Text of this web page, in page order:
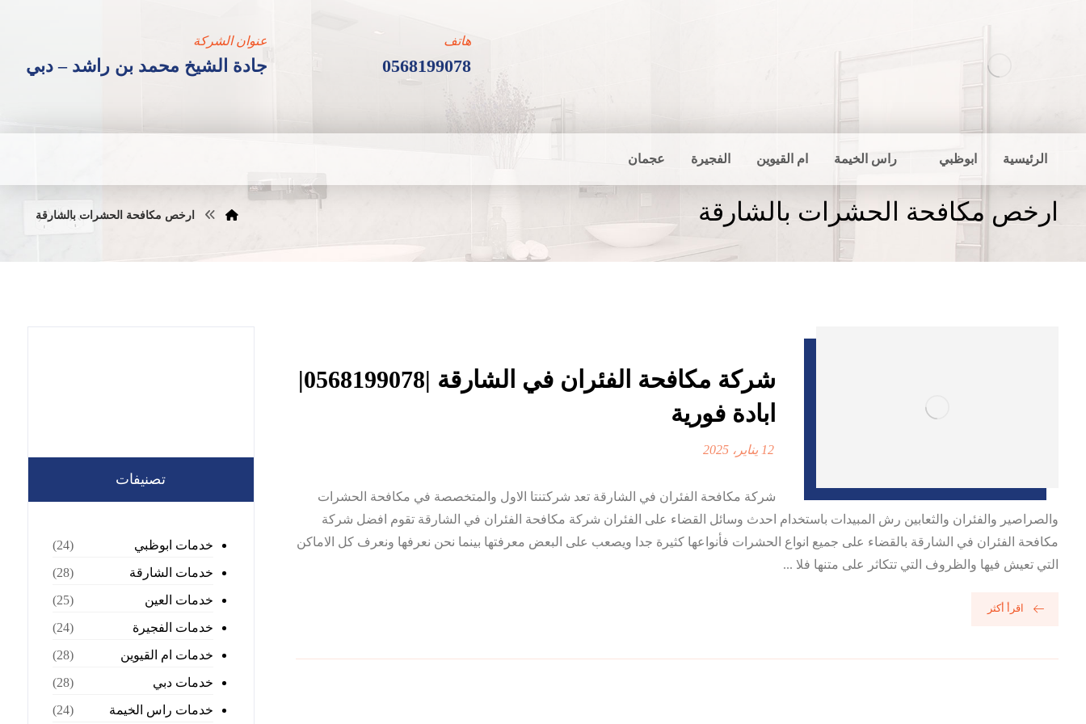
عنوان الشركة
جادة الشيخ محمد بن راشد – دبي
هاتف
0568199078
الرئيسية ابوظبي راس الخيمة ام القيوين الفجيرة عجمان
ارخص مكافحة الحشرات بالشارقة ارخص مكافحة الحشرات بالشارقة
شركة مكافحة الفئران في الشارقة |0568199078|
ابادة فورية
12 يناير، 2025
شركة مكافحة الفئران في الشارقة تعد شركتنتا الاول والمتخصصة في مكافحة الحشرات
والصراصير والفئران والثعابين رش المبيدات باستخدام احدث وسائل القضاء على الفئران شركة مكافحة الفئران في الشارقة تقوم افضل شركة
مكافحة الفئران في الشارقة بالقضاء على جميع انواع الحشرات فأنواعها كثيرة جدا ويصعب على البعض معرفتها بينما نحن نعرفها ونعرف كل الاماكن
التي تعيش فيها والظروف التي تتكاثر على متنها فلا ...
اقرأ أكثر
تصنيفات
خدمات ابوظبي
(24)
خدمات الشارقة
(28)
خدمات العين
(25)
خدمات الفجيرة
(24)
خدمات ام القيوين
(28)
خدمات دبي
(28)
خدمات راس الخيمة
(24)